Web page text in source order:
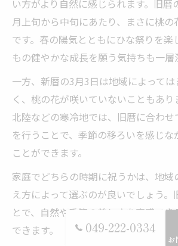
い方がより自然に感じられます。旧
月上旬から中旬にあたり、まさに桃の
です。春の陽気とともにひな祭りを楽
もの健やかな成長を願う気持ちも一層
一方、新暦の3月3日は地域によって
く、桃の花が咲いていないこともあり
北陸などの寒冷地では、旧暦に合わ
を行うことで、季節の移ろいを感じな
ことができます。
家庭でどちらの時期に祝うかは、地
え方によって選ぶのが良いでしょう。
とで、自然や季節の美しさを実感で
できます。
049-222-0334
お